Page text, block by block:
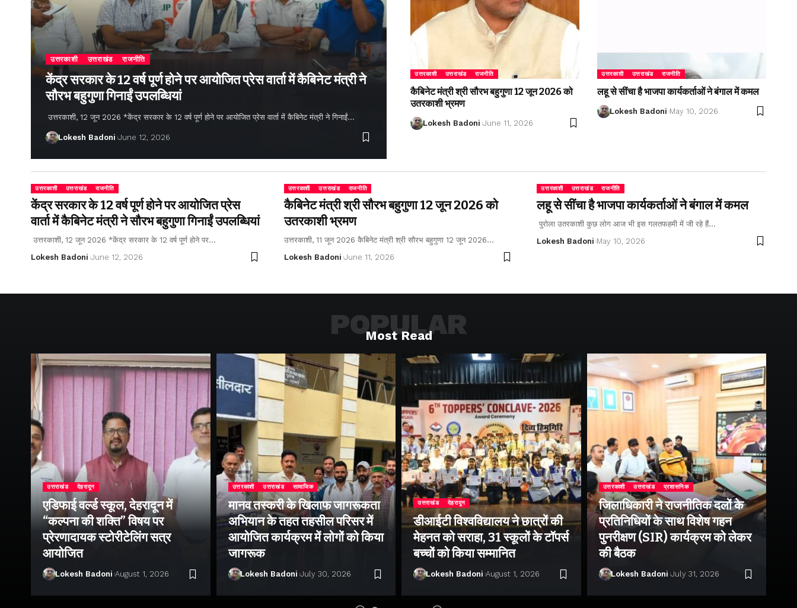
उत्तरकाशी उत्तराखंड राजनीति
केंद्र सरकार के 12 वर्ष पूर्ण होने पर आयोजित प्रेस वार्ता में कैबिनेट मंत्री ने
सौरभ बहुगुणा गिनाईं उपलब्धियां
उत्तरकाशी, 12 जून 2026 *केंद्र सरकार के 12 वर्ष पूर्ण होने पर आयोजित प्रेस वार्ता में कैबिनेट मंत्री ने गिनाईं…
Lokesh Badoni June 12, 2026
उत्तरकाशी उत्तराखंड राजनीति
कैबिनेट मंत्री श्री सौरभ बहुगुणा 12 जून 2026 को
उतरकाशी भ्रमण
Lokesh Badoni June 11, 2026
उत्तरकाशी उत्तराखंड राजनीति
लहू से सींचा है भाजपा कार्यकर्ताओं ने बंगाल में कमल
Lokesh Badoni May 10, 2026
उत्तरकाशी उत्तराखंड राजनीति
केंद्र सरकार के 12 वर्ष पूर्ण होने पर आयोजित प्रेस
वार्ता में कैबिनेट मंत्री ने सौरभ बहुगुणा गिनाईं उपलब्धियां
उत्तरकाशी, 12 जून 2026 *केंद्र सरकार के 12 वर्ष पूर्ण होने पर…
Lokesh Badoni June 12, 2026
उत्तरकाशी उत्तराखंड राजनीति
कैबिनेट मंत्री श्री सौरभ बहुगुणा 12 जून 2026 को
उतरकाशी भ्रमण
उत्तरकाशी, 11 जून 2026 कैबिनेट मंत्री श्री सौरभ बहुगुणा 12 जून 2026…
Lokesh Badoni June 11, 2026
उत्तरकाशी उत्तराखंड राजनीति
लहू से सींचा है भाजपा कार्यकर्ताओं ने बंगाल में कमल
पुरोला उतरकाशी कुछ लोग आज भी इस गलतफहमी में जी रहे हैं…
Lokesh Badoni May 10, 2026
Most Read
POPULAR
उत्तराखंड देहरादून
एडिफाई वर्ल्ड स्कूल, देहरादून में
“कल्पना की शक्ति” विषय पर
प्रेरणादायक स्टोरीटेलिंग सत्र
आयोजित
Lokesh Badoni August 1, 2026
उत्तरकाशी उत्तराखंड सामाजिक
मानव तस्करी के खिलाफ जागरूकता
अभियान के तहत तहसील परिसर में
आयोजित कार्यक्रम में लोगों को किया
जागरूक
Lokesh Badoni July 30, 2026
उत्तराखंड देहरादून
डीआईटी विश्वविद्यालय ने छात्रों की
मेहनत को सराहा, 31 स्कूलों के टॉपर्स
बच्चों को किया सम्मानित
Lokesh Badoni August 1, 2026
उत्तरकाशी उत्तराखंड प्रशासनिक
जिलाधिकारी ने राजनीतिक दलों के
प्रतिनिधियों के साथ विशेष गहन
पुनरीक्षण (SIR) कार्यक्रम को लेकर
की बैठक
Lokesh Badoni July 31, 2026